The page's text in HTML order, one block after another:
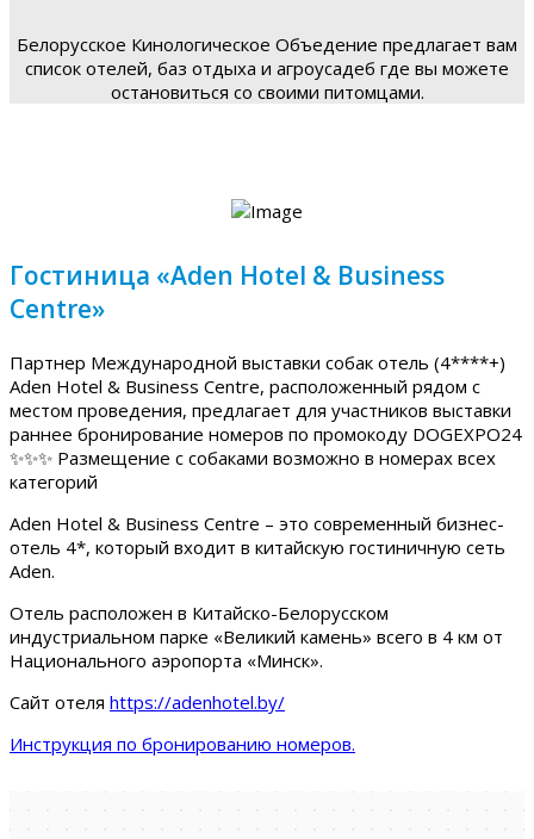
Белорусское Кинологическое Объедение предлагает вам
список отелей, баз отдыха и агроусадеб где вы можете
остановиться со своими питомцами.
Гостиница «Aden Hotel & Business
Centre»
Партнер Международной выставки собак отель (4****+)
Aden Hotel & Business Centre, расположенный рядом с
местом проведения, предлагает для участников выставки
раннее бронирование номеров по промокоду DOGEXPO24
✨✨✨ Размещение с собаками возможно в номерах всех
категорий
Aden Hotel & Business Centre – это современный бизнес-
отель 4*, который входит в китайскую гостиничную сеть
Aden.
Отель расположен в Китайско-Белорусском
индустриальном парке «Великий камень» всего в 4 км от
Национального аэропорта «Минск».
Сайт отеля https://adenhotel.by/
Инструкция по бронированию номеров.